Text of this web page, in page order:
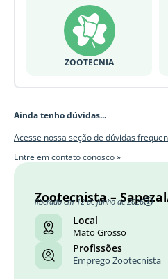
ZOOTECNIA
Ainda tenho dúvidas...
Acesse nossa seção de dúvidas
Entre em contato conosco »
Zootecnista –
liberado em 12 de junho de 2026
Local
Mato Grosso
Profissões
Emprego Zootecnista